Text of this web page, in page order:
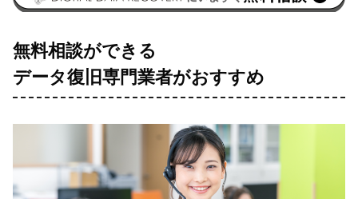
無料相談ができる
データ復旧専門業者がおすすめ